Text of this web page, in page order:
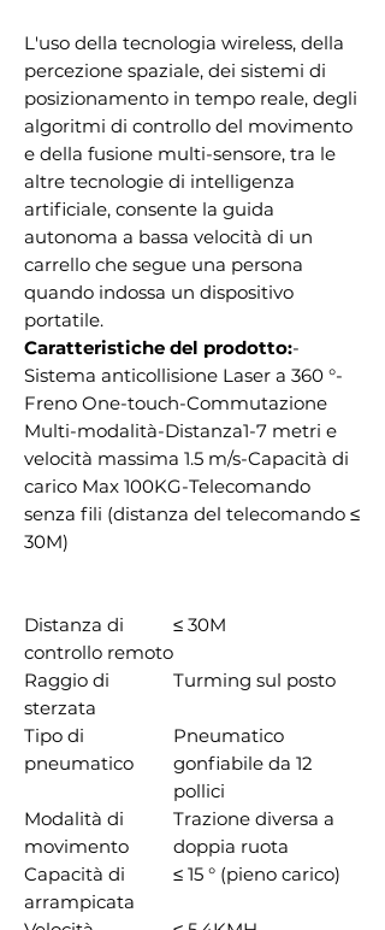
L'uso della tecnologia wireless, della
percezione spaziale, dei sistemi di
posizionamento in tempo reale, degli
algoritmi di controllo del movimento
e della fusione multi-sensore, tra le
altre tecnologie di intelligenza
artificiale, consente la guida
autonoma a bassa velocità di un
carrello che segue una persona
quando indossa un dispositivo
portatile.
Caratteristiche del prodotto:-
Sistema anticollisione Laser a 360 °-
Freno One-touch-Commutazione
Multi-modalità-Distanza1-7 metri e
velocità massima 1.5 m/s-Capacità di
carico Max 100KG-Telecomando
senza fili (distanza del telecomando ≤
30M)
Distanza di
controllo remoto
≤ 30M
Raggio di
sterzata
Turming sul posto
Tipo di
pneumatico
Pneumatico
gonfiabile da 12
pollici
Modalità di
movimento
Trazione diversa a
doppia ruota
Capacità di
arrampicata
≤ 15 ° (pieno carico)